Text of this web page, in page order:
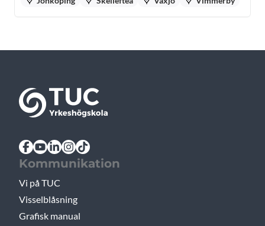
Kommunikation
Vi på TUC
Visselblåsning
Grafisk manual